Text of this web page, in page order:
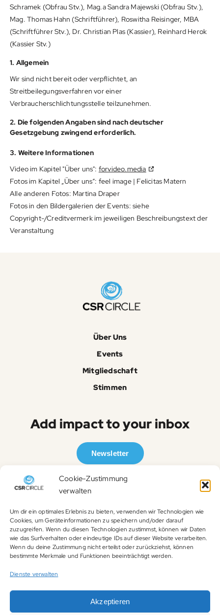
Cookie-Zustimmung
verwalten
Um dir ein optimales Erlebnis zu bieten, verwenden wir Technologien wie
Cookies, um Geräteinformationen zu speichern und/oder darauf
zuzugreifen. Wenn du diesen Technologien zustimmst, können wir Daten
wie das Surfverhalten oder eindeutige IDs auf dieser Website verarbeiten.
Wenn du deine Zustimmung nicht erteilst oder zurückziehst, können
bestimmte Merkmale und Funktionen beeinträchtigt werden.
Dienste verwalten
Akzeptieren
Schramek (Obfrau Stv.), Mag.a Sandra Majewski (Obfrau Stv.),
Mag. Thomas Hahn (Schriftführer), Roswitha Reisinger, MBA
(Schriftführer Stv.), Dr. Christian Plas (Kassier), Reinhard Herok
(Kassier Stv.)
1. Allgemein
Wir sind nicht bereit oder verpflichtet, an
Streitbeilegungsverfahren vor einer
Verbraucherschlichtungsstelle teilzunehmen.
2. Die folgenden Angaben sind nach deutscher
Gesetzgebung zwingend erforderlich.
3. Weitere Informationen
Video im Kapitel "Über uns": forvideo.media
Fotos im Kapitel „Über uns“: feel image | Felicitas Matern
Alle anderen Fotos: Martina Draper
Fotos in den Bildergalerien der Events: siehe
Copyright-/Creditvermerk im jeweiligen Beschreibungstext der
Veranstaltung
Über Uns
Events
Mitgliedschaft
Stimmen
Add impact to your inbox
Newsletter
Mitglied werden
Datenschutzerklärung (EU)